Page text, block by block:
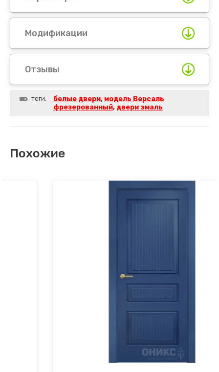
Модификации
Отзывы
теги: белые двери, модель Версаль
фрезерованный, двери эмаль
Похожие